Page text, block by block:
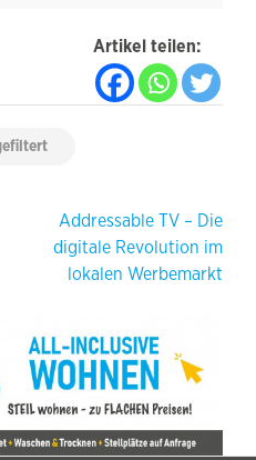
Artikel teilen:
Addressable TV – Die
digitale Revolution im
lokalen Werbemarkt